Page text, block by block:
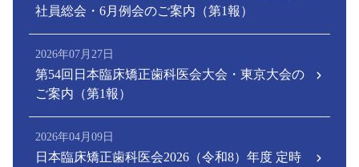
社員総会・6月例会のご案内（第1報）
2026年07月27日
第54回日本臨床矯正歯科医会大会・東京大会の
ご案内（第1報）
2026年04月09日
日本臨床矯正歯科医会2026（令和8）年度 定時